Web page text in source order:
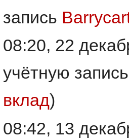
запись
08:20, 22
учётную
вклад)
08:42, 13